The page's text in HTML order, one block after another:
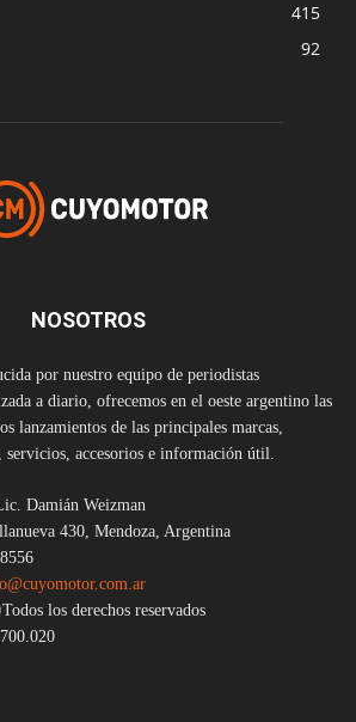
415
92
NOSOTROS
por nuestro equipo de periodistas
a diario, ofrecemos en el oeste argentino las
lanzamientos de las principales marcas,
servicios, accesorios e información útil.
Damián Weizman
430, Mendoza, Argentina
los derechos reservados